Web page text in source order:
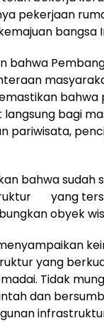
pekerjaan
bangsa
bahwa
bagi
pariwisata,
bahwa
yang
obyek
yang
Tidak
dan